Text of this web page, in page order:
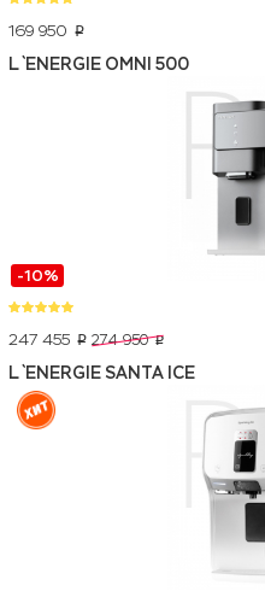
169 950 p
L`ENERGIE OMNI 500
-10%
247 455 p 274 950 p
L`ENERGIE SANTA ICE